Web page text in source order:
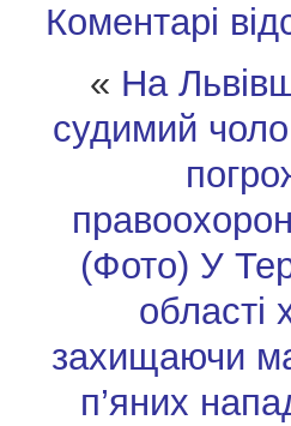
Коментарі
« На
судимий
(Фото) У
області
захищаючи
п’яних